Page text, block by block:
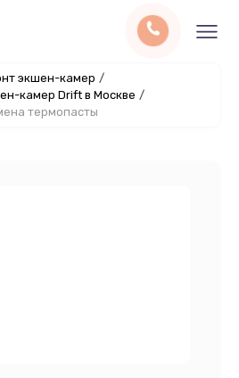
экшен-камер /
камер Drift в Москве /
термопасты